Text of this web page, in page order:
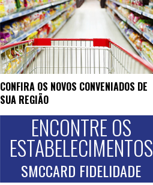
CONFIRA OS NOVOS CONVENIADOS DE
SUA REGIÃO
ENCONTRE OS
ESTABELECIMENTOS
SMCCARD FIDELIDADE